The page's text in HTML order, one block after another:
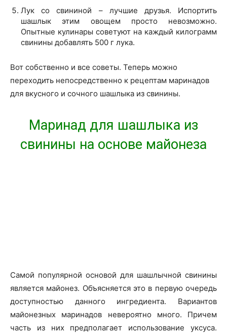
Лук со свининой – лучшие друзья. Испортить
шашлык этим овощем просто невозможно.
Опытные кулинары советуют на каждый килограмм
свинины добавлять 500 г лука.
Вот собственно и все советы. Теперь можно
переходить непосредственно к рецептам маринадов
для вкусного и сочного шашлыка из свинины.
Маринад для шашлыка из
свинины на основе майонеза
Самой популярной основой для шашлычной свинины
является майонез. Объясняется это в первую очередь
доступностью данного ингредиента. Вариантов
майонезных маринадов невероятно много. Причем
часть из них предполагает использование уксуса.